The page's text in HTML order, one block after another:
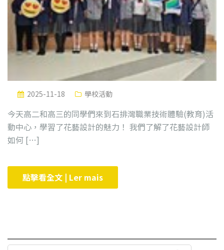
2025-11-18 學校活動
今天高二和高三的同學們來到石排灣職業技術體驗(教育)活
動中心，學習了花藝設計的魅力！ 我們了解了花藝設計師
如何 […]
點擊看全文 | Ler mais